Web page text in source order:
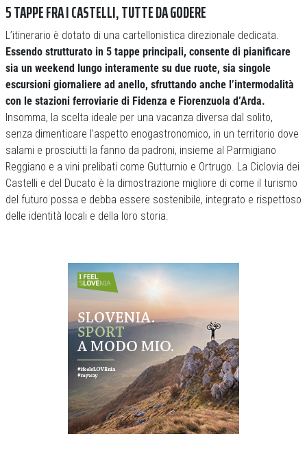
5 TAPPE FRA I CASTELLI, TUTTE DA GODERE
L’itinerario è dotato di una cartellonistica direzionale dedicata.
Essendo strutturato in 5 tappe principali, consente di pianificare
sia un weekend lungo interamente su due ruote, sia singole
escursioni giornaliere ad anello, sfruttando anche l’intermodalità
con le stazioni ferroviarie di Fidenza e Fiorenzuola d’Arda.
Insomma, la scelta ideale per una vacanza diversa dal solito,
senza dimenticare l’aspetto enogastronomico, in un territorio dove
salami e prosciutti la fanno da padroni, insieme al Parmigiano
Reggiano e a vini prelibati come Gutturnio e Ortrugo. La Ciclovia dei
Castelli e del Ducato è la dimostrazione migliore di come il turismo
del futuro possa e debba essere sostenibile, integrato e rispettoso
delle identità locali e della loro storia.
Previous